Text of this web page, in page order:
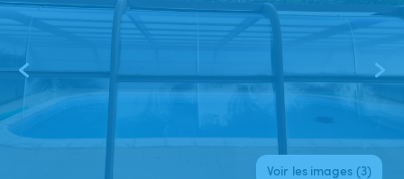
Voir les images (3)